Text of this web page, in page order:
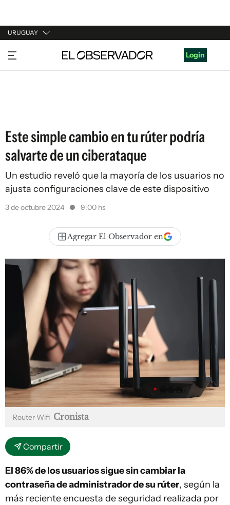
URUGUAY
URUGUAY
ARGENTINA
Login
Este simple cambio en tu rúter podría
salvarte de un ciberataque
Un estudio reveló que la mayoría de los usuarios no
ajusta configuraciones clave de este dispositivo
3 de octubre 2024 9:00 hs
Agregar El Observador en
Router Wifi Cronista
Compartir
El 86% de los usuarios sigue sin cambiar la
contraseña de administrador de su rúter, según la
más reciente encuesta de seguridad realizada por